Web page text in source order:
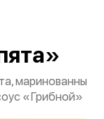
маринованны
«Грибной»